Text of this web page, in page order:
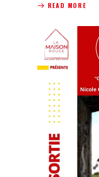
READ MORE